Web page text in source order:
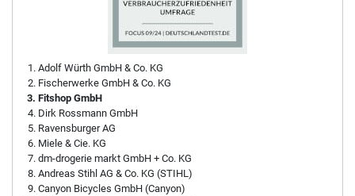
Adolf Würth GmbH & Co. KG
Fischerwerke GmbH & Co. KG
Fitshop GmbH
Dirk Rossmann GmbH
Ravensburger AG
Miele & Cie. KG
dm-drogerie markt GmbH + Co. KG
Andreas Stihl AG & Co. KG (STIHL)
Canyon Bicycles GmbH (Canyon)